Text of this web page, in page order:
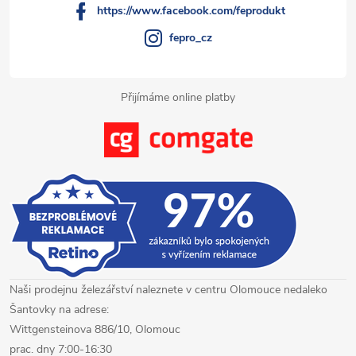
Přijímáme online platby
https://www.facebook.com/feprodukt
fepro_cz
Naši prodejnu železářství naleznete v centru Olomouce nedaleko
Šantovky na adrese:
Wittgensteinova 886/10, Olomouc
prac. dny 7:00-16:30